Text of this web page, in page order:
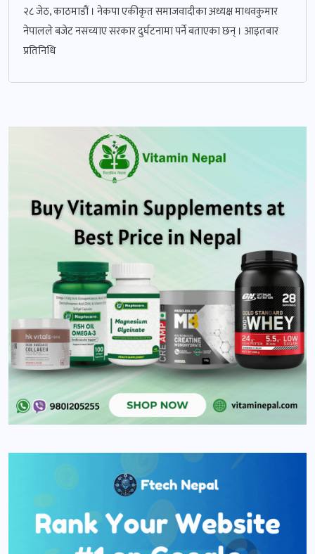
२८ जेठ, काठमाडौं । नेकपा एकीकृत समाजवादीका अध्यक्ष माधवकुमार
नेपालले बजेट नसच्याए सरकार दुर्घटनामा पर्ने बताएका छन् । आइतबार
प्रतिनिधि